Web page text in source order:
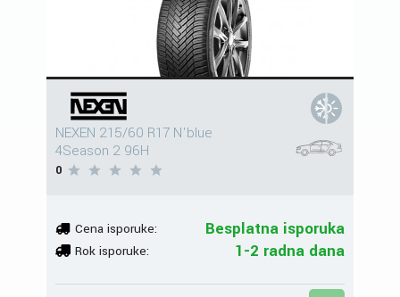
NEXEN 215/60 R17 N'blue
4Season 2 96H
0
Cena isporuke: Besplatna isporuka
Rok isporuke: 1-2 radna dana